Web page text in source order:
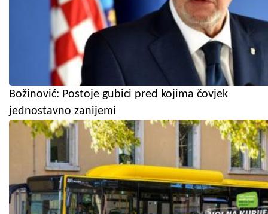
Božinović: Postoje gubici pred kojima čovjek
jednostavno zanijemi